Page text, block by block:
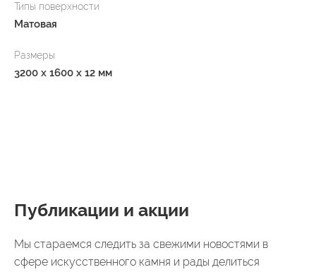
Типы поверхности
Матовая
Размеры
3200 x 1600 x 12 мм
Публикации и акции
Мы стараемся следить за свежими новостями в
сфере искусственного камня и рады делиться